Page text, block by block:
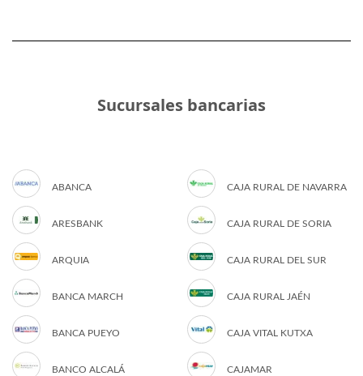
Sucursales bancarias
ABANCA
ARESBANK
ARQUIA
BANCA MARCH
BANCA PUEYO
BANCO ALCALÁ
CAJA RURAL DE NAVARRA
CAJA RURAL DE SORIA
CAJA RURAL DEL SUR
CAJA RURAL JAÉN
CAJA VITAL KUTXA
CAJAMAR